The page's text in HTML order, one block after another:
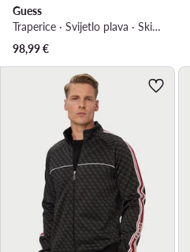
Guess
Traperice · Svijetlo plava · Skinny Fit
98,99€